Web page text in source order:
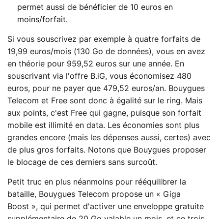
permet aussi de bénéficier de 10 euros en
moins/forfait.
Si vous souscrivez par exemple à quatre forfaits de
19,99 euros/mois (130 Go de données), vous en avez
en théorie pour 959,52 euros sur une année. En
souscrivant via l'offre B.iG, vous économisez 480
euros, pour ne payer que 479,52 euros/an. Bouygues
Telecom et Free sont donc à égalité sur le ring. Mais
aux points, c'est Free qui gagne, puisque son forfait
mobile est illimité en data. Les économies sont plus
grandes encore (mais les dépenses aussi, certes) avec
de plus gros forfaits. Notons que Bouygues proposer
le blocage de ces derniers sans surcoût.
Petit truc en plus néanmoins pour rééquilibrer la
bataille, Bouygues Telecom propose un « Giga
Boost », qui permet d'activer une enveloppe gratuite